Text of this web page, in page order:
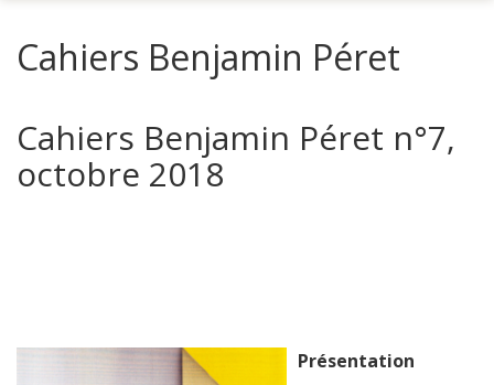
Cahiers Benjamin Péret
Cahiers Benjamin Péret n°7,
octobre 2018
Présentation